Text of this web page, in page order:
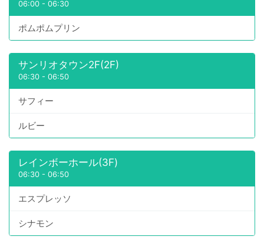
06:00 - 06:30
ポムポムプリン
サンリオタウン2F(2F)
06:30 - 06:50
サフィー
ルビー
レインボーホール(3F)
06:30 - 06:50
エスプレッソ
シナモン